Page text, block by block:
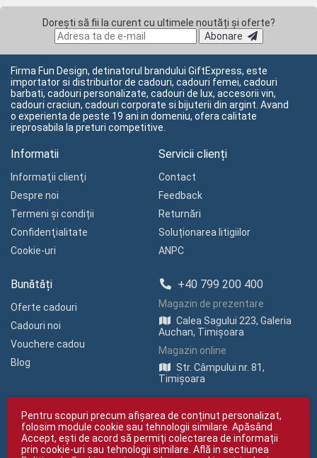
Dorești să fii la curent cu ultimele noutăți și oferte?
Abonare
Firma Fun Design, detinatorul brandului GiftExpress, este
importator si distribuitor de cadouri, cadouri femei, cadouri
barbati, cadouri personalizate, cadouri de lux, accesorii vin,
cadouri craciun, cadouri corporate si bijuterii din argint. Avand
o experienta de peste 19 ani in domeniu, ofera calitate
ireprosabila la preturi competitive.
Informatii
Informaţii clienţi
Despre noi
Termeni și condiții
Confidenţialitate
Cookie-uri
Servicii clienți
Contact
Feedback
Returnări
Soluționarea litigiilor
ANPC
Bunătăți
Oferte cadouri
Cadouri noi
Vouchere cadou
Blog
+40 799 200 400
Magazin de prezentare
Calea Sagului 223, Galeria
Auchan, Timișoara
Magazin online
Str. Câmpului nr. 81,
Timișoara
Pentru scopuri precum afișarea de conținut personalizat,
folosim module cookie sau tehnologii similare. Apăsând
Accept, ești de acord să permiți colectarea de informații
prin cookie-uri sau tehnologii similare. Află in sectiunea